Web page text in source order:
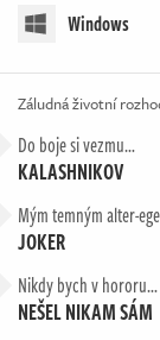
Windows
Záludná životní
Do boje si vezmu…
KALASHNIKOV
Mým temným alter-
JOKER
Nikdy bych v hororu…
NEŠEL NIKAM SÁM